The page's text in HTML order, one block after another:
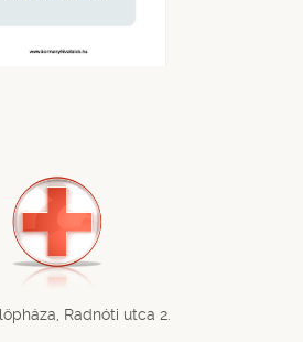
Radnóti utca 2.